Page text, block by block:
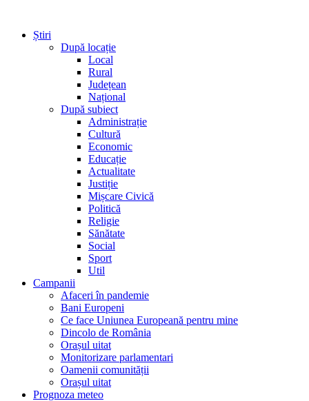
Știri
După locație
Local
Rural
Județean
Național
După subiect
Administrație
Cultură
Economic
Educație
Actualitate
Justiție
Mișcare Civică
Politică
Religie
Sănătate
Social
Sport
Util
Campanii
Afaceri în pandemie
Bani Europeni
Ce face Uniunea Europeană pentru mine
Dincolo de România
Orașul uitat
Monitorizare parlamentari
Oamenii comunității
Orașul uitat
Prognoza meteo